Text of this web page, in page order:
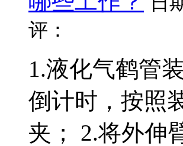
评：
1.液化气鹤管
倒计时，按照
夹； 2.将外伸